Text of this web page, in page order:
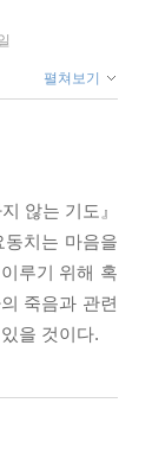
펼쳐보기
않는 기도』
치는 마음을
루기 위해 혹
죽음과 관련
을 것이다.